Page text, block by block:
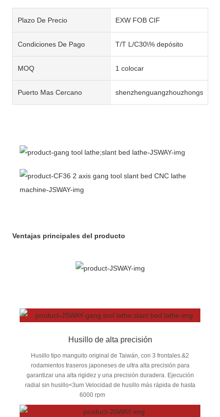
Plazo De Precio EXW FOB CIF
Condiciones De Pago T/T L/C30\% depósito
MOQ 1 colocar
Puerto Mas Cercano shenzhenguangzhouzhongshan
Ventajas principales del producto
Husillo de alta precisión
Husillo tipo manguito original de Taiwán, con 3 frontales.&2
rodamientos traseros japoneses de ultra alta precisión para
garantizar una alta rigidez y una precisión duradera. Ejecución
radial sin husillo<3um Velocidad de husillo más rápida de hasta
6000 rpm